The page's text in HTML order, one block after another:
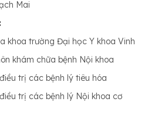
Mai
khoa trường Đại học Y khoa Vinh
khám chữa bệnh Nội khoa
trị các bệnh lý tiêu hóa
trị các bệnh lý Nội khoa cơ